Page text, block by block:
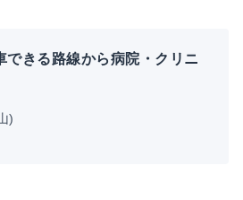
できる路線から病院・クリニ
)